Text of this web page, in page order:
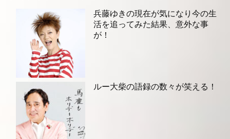
兵藤ゆきの現在が気になり今の生
活を追ってみた結果、意外な事
が！
ルー大柴の語録の数々が笑える！